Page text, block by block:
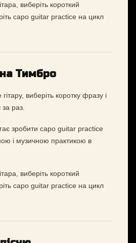
виберіть короткий
capo guitar practice на цикл
Тимбро
виберіть коротку фразу і
раз.
зробити capo guitar practice
і музичною практикою в
виберіть короткий
capo guitar practice на цикл